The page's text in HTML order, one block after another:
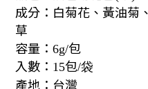
成分：白菊花、黃油菊
草
容量： 6g/包
入數： 15包/袋
產地：台灣